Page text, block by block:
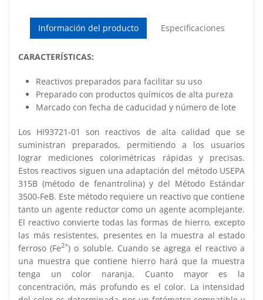
Información del producto Especificaciones
CARACTERÍSTICAS:
Reactivos preparados para facilitar su uso
Preparado con productos químicos de alta pureza
Marcado con fecha de caducidad y número de lote
Los HI93721-01 son reactivos de alta calidad que se
suministran preparados, permitiendo a los usuarios
lograr mediciones colorimétricas rápidas y precisas.
Estos reactivos siguen una adaptación del método USEPA
315B (método de fenantrolina) y del Método Estándar
3500-FeB. Este método requiere un reactivo que contiene
tanto un agente reductor como un agente acomplejante.
El reactivo convierte todas las formas de hierro, excepto
las más resistentes, presentes en la muestra al estado
ferroso (Fe2+) o soluble. Cuando se agrega el reactivo a
una muestra que contiene hierro hará que la muestra
tenga un color naranja. Cuanto mayor es la
concentración, más profundo es el color. La intensidad